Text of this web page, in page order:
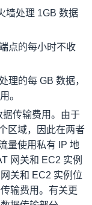
墙处理 1GB 数据
点的每小时不收
理的每 GB 数据，
。
据传输费用。由于
区域，因此在两者
量使用私有 IP 地
网关和 EC2 实例
关和 EC2 实例位
输费用。有关更